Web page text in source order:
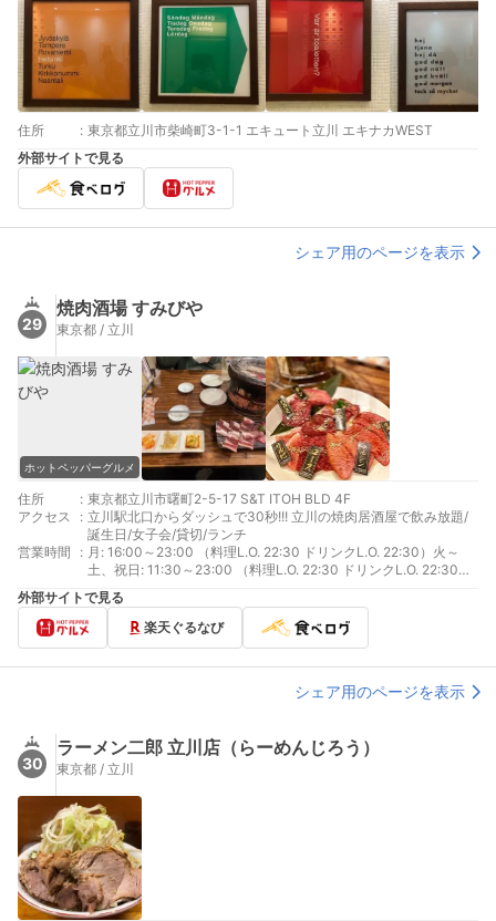
住所 : 東京都立川市柴崎町3-1-1 エキュート立川 エキナカWEST
外部サイトで見る
シェア用のページを表示
29
焼肉酒場 すみびや
東京都 / 立川
ホットペッパーグルメ
住所 : 東京都立川市曙町2-5-17 S&T ITOH BLD 4F
アクセス
: 立川駅北口からダッシュで30秒!!! 立川の焼肉居酒屋で飲み放題/
誕生日/女子会/貸切/ランチ
営業時間
: 月: 16:00～23:00 （料理L.O. 22:30 ドリンクL.O. 22:30）火～
土、祝日: 11:30～23:00 （料理L.O. 22:30 ドリンクL.O. 22:30）
日: 11:30～22:00 （料理L.O. 21:30 ドリンクL.O. 21:30）
外部サイトで見る
楽天ぐるなび
シェア用のページを表示
30
ラーメン二郎 立川店（らーめんじろう）
東京都 / 立川